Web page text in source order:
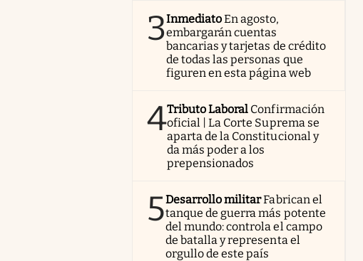
3InmediatoEn agosto,
embargarán cuentas
bancarias y tarjetas de crédito
de todas las personas que
figuren en esta página web
4Tributo Laboral Confirmación
oficial | La Corte Suprema se
aparta de la Constitucional y
da más poder a los
prepensionados
5Desarrollo militarFabrican el
tanque de guerra más potente
del mundo: controla el campo
de batalla y representa el
orgullo de este país